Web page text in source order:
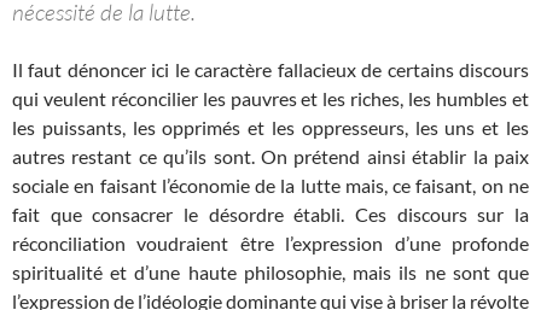
nécessité de la lutte.
Il faut dénoncer ici le caractère fallacieux de certains discours
qui veulent réconcilier les pauvres et les riches, les humbles et
les puissants, les opprimés et les oppresseurs, les uns et les
autres restant ce qu’ils sont. On prétend ainsi établir la paix
sociale en faisant l’économie de la lutte mais, ce faisant, on ne
fait que consacrer le désordre établi. Ces discours sur la
réconciliation voudraient être l’expression d’une profonde
spiritualité et d’une haute philosophie, mais ils ne sont que
l’expression de l’idéologie dominante qui vise à briser la révolte